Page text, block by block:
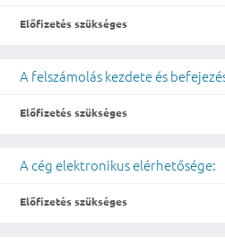
Előfizetés szükséges
A felszámolás kezdete és
Előfizetés szükséges
A cég elektronikus elérhetősége:
Előfizetés szükséges